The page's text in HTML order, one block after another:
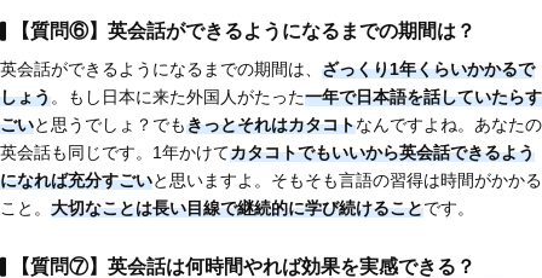
【質問⑥】英会話ができるようになるまでの期間は？
英会話ができるようになるまでの期間は、 ざっくり1年くらいかかるで
しょう。もし日本に来た外国人がたった一年で日本語を話していたらす
ごいと思うでしょ？でもきっとそれはカタコトなんですよね。あなたの
英会話も同じです。1年かけてカタコトでもいいから英会話できるよう
になれば充分すごいと思いますよ。そもそも言語の習得は時間がかかる
こと。 大切なことは長い目線で継続的に学び続けることです。
【質問⑦】英会話は何時間やれば効果を実感できる？